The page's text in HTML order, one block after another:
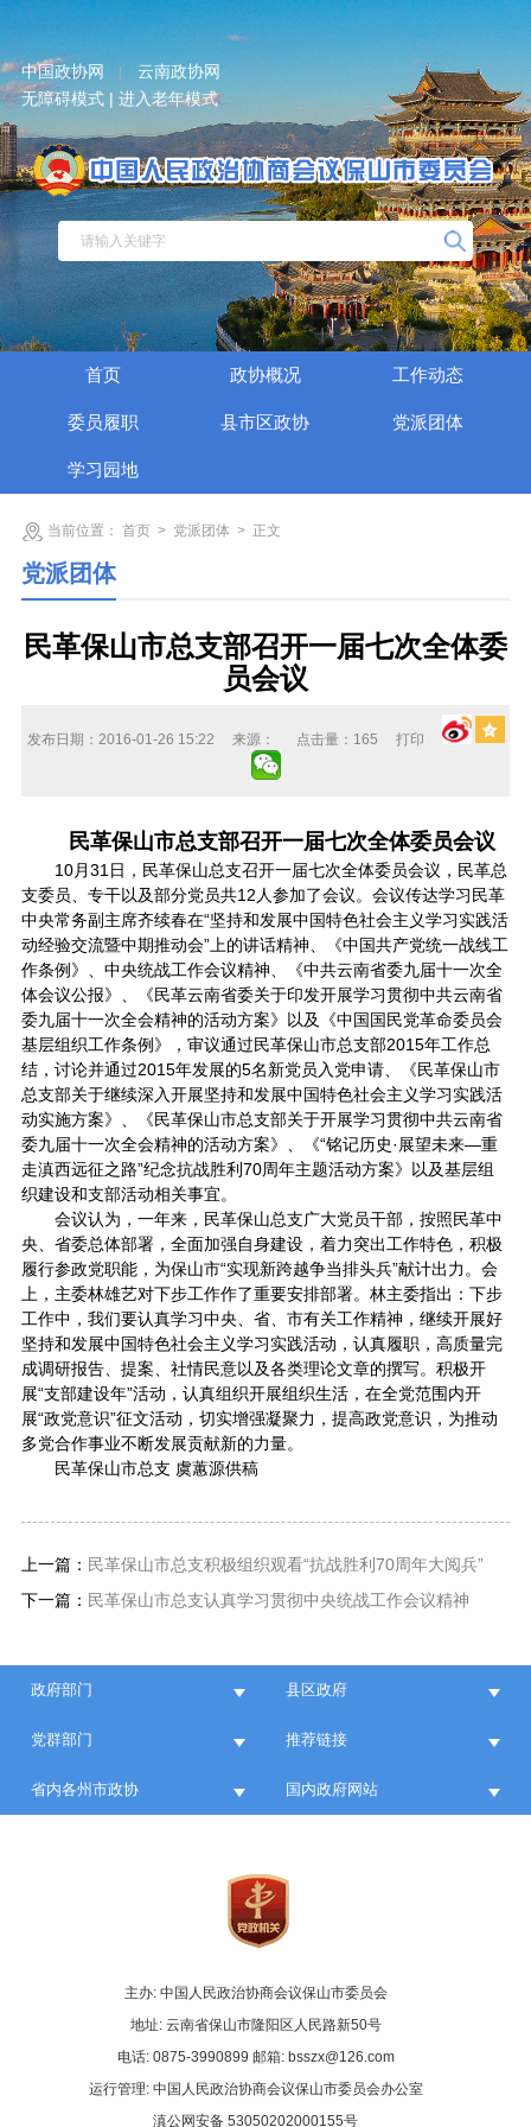
中国政协网
云南政协网
无障碍模式 |
进入老年模式
首页 政协概况 工作动态
委员履职 县市区政协 党派团体
学习园地
当前位置：首页 > 党派团体 > 正文
党派团体
民革保山市总支部召开一届七次全体委
员会议
发布日期：2016-01-26 15:22 来源： 点击量： 165 打印
民革保山市总支部召开一届七次全体委员会议
10月31日，民革保山总支召开一届七次全体委员会议，民革总
支委员、专干以及部分党员共12人参加了会议。会议传达学习民革
中央常务副主席齐续春在“坚持和发展中国特色社会主义学习实践活
动经验交流暨中期推动会”上的讲话精神、《中国共产党统一战线工
作条例》、中央统战工作会议精神、《中共云南省委九届十一次全
体会议公报》、《民革云南省委关于印发开展学习贯彻中共云南省
委九届十一次全会精神的活动方案》以及《中国国民党革命委员会
基层组织工作条例》，审议通过民革保山市总支部2015年工作总
结，讨论并通过2015年发展的5名新党员入党申请、《民革保山市
总支部关于继续深入开展坚持和发展中国特色社会主义学习实践活
动实施方案》、《民革保山市总支部关于开展学习贯彻中共云南省
委九届十一次全会精神的活动方案》、《“铭记历史·展望未来—重
走滇西远征之路”纪念抗战胜利70周年主题活动方案》以及基层组
织建设和支部活动相关事宜。
会议认为，一年来，民革保山总支广大党员干部，按照民革中
央、省委总体部署，全面加强自身建设，着力突出工作特色，积极
履行参政党职能，为保山市“实现新跨越争当排头兵”献计出力。会
上，主委林雄艺对下步工作作了重要安排部署。林主委指出：下步
工作中，我们要认真学习中央、省、市有关工作精神，继续开展好
坚持和发展中国特色社会主义学习实践活动，认真履职，高质量完
成调研报告、提案、社情民意以及各类理论文章的撰写。积极开
展“支部建设年”活动，认真组织开展组织生活，在全党范围内开
展“政党意识”征文活动，切实增强凝聚力，提高政党意识，为推动
多党合作事业不断发展贡献新的力量。
民革保山市总支 虞蕙源供稿
上一篇： 民革保山市总支积极组织观看“抗战胜利70周年大阅兵”
下一篇： 民革保山市总支认真学习贯彻中央统战工作会议精神
政府部门 县区政府
党群部门 推荐链接
省内各州市政协 国内政府网站
主办: 中国人民政治协商会议保山市委员会
地址: 云南省保山市隆阳区人民路新50号
电话: 0875-3990899 邮箱: bsszx@126.com
运行管理: 中国人民政治协商会议保山市委员会办公室
滇公网安备 53050202000155号